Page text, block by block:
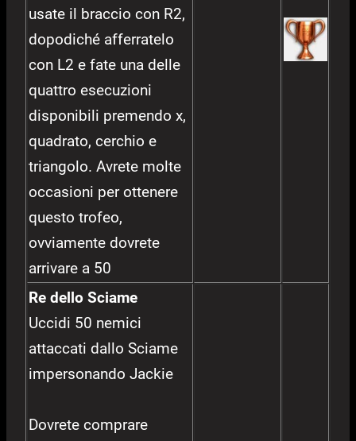
usate il braccio con R2,
dopodiché afferratelo
con L2 e fate una delle
quattro esecuzioni
disponibili premendo x,
quadrato, cerchio e
triangolo. Avrete molte
occasioni per ottenere
questo trofeo,
ovviamente dovrete
arrivare a 50
Re dello Sciame
Uccidi 50 nemici
attaccati dallo Sciame
impersonando Jackie
Dovrete comprare